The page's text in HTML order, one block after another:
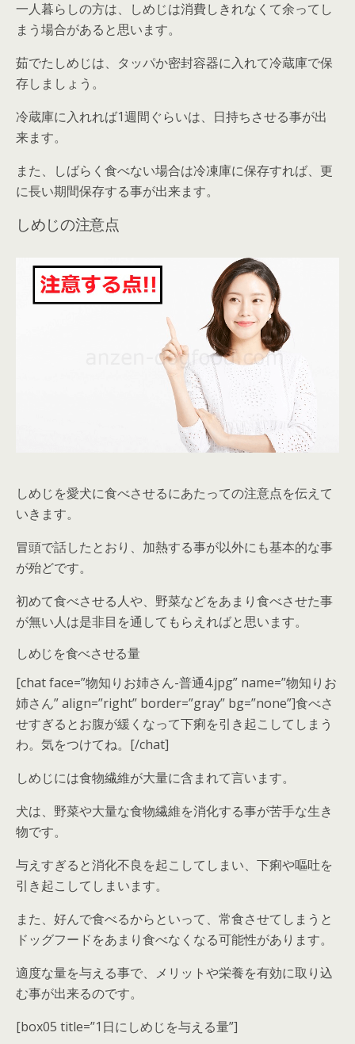
一人暮らしの方は、しめじは消費しきれなくて余ってし
まう場合があると思います。
茹でたしめじは、タッパか密封容器に入れて冷蔵庫で保
存しましょう。
冷蔵庫に入れれば1週間ぐらいは、日持ちさせる事が出
来ます。
また、しばらく食べない場合は冷凍庫に保存すれば、更
に長い期間保存する事が出来ます。
しめじの注意点
しめじを愛犬に食べさせるにあたっての注意点を伝えて
いきます。
冒頭で話したとおり、加熱する事が以外にも基本的な事
が殆どです。
初めて食べさせる人や、野菜などをあまり食べさせた事
が無い人は是非目を通してもらえればと思います。
しめじを食べさせる量
[chat face=”物知りお姉さん-普通4.jpg” name=”物知りお
姉さん” align=”right” border=”gray” bg=”none”]食べさ
せすぎるとお腹が緩くなって下痢を引き起こしてしまう
わ。気をつけてね。[/chat]
しめじには食物繊維が大量に含まれて言います。
犬は、野菜や大量な食物繊維を消化する事が苦手な生き
物です。
与えすぎると消化不良を起こしてしまい、下痢や嘔吐を
引き起こしてしまいます。
また、好んで食べるからといって、常食させてしまうと
ドッグフードをあまり食べなくなる可能性があります。
適度な量を与える事で、メリットや栄養を有効に取り込
む事が出来るのです。
[box05 title=”1日にしめじを与える量”]